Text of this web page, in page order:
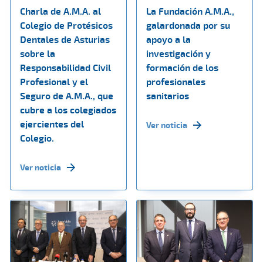
Charla de A.M.A. al
Colegio de Protésicos
Dentales de Asturias
sobre la
Responsabilidad Civil
Profesional y el
Seguro de A.M.A., que
cubre a los colegiados
ejercientes del
Colegio.
Ver noticia
La Fundación A.M.A.,
galardonada por su
apoyo a la
investigación y
formación de los
profesionales
sanitarios
Ver noticia